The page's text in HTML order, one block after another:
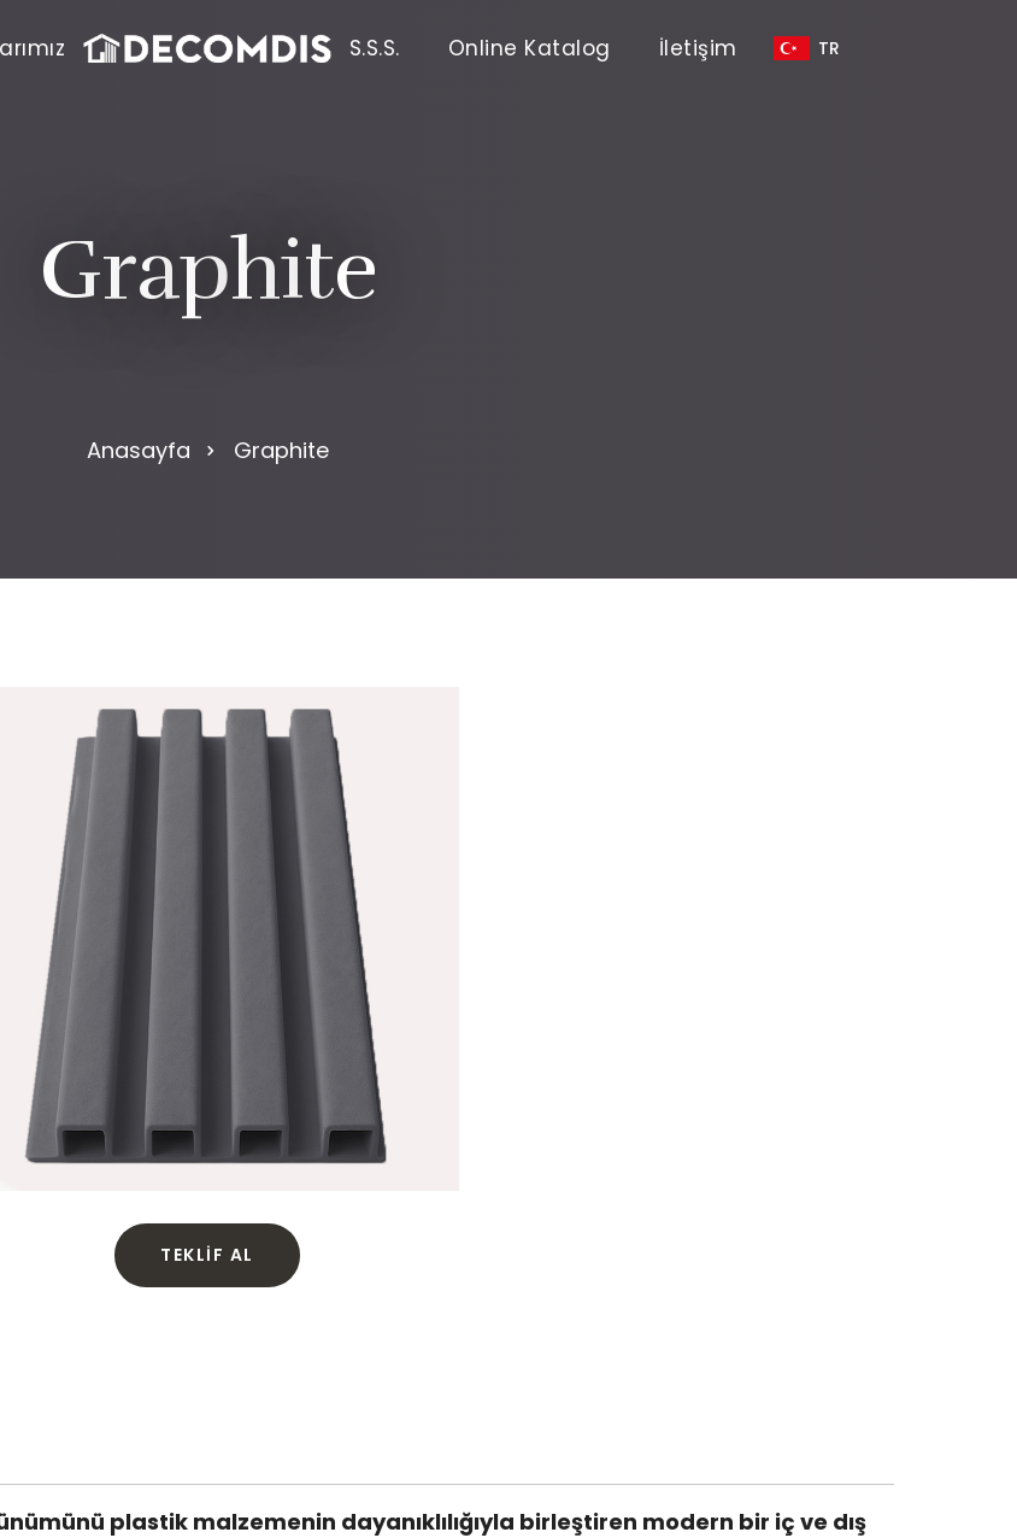
S.S.S. Online Katalog İletişim TR
Graphite
Anasayfa Graphite
TEKLIF AL
plastik malzemenin dayanıklılığıyla birleştiren modern bir iç ve dış